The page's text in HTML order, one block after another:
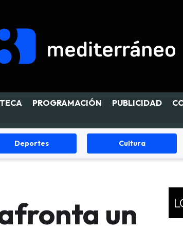
PROGRAMACIÓN PUBLICIDAD
Cultura
un